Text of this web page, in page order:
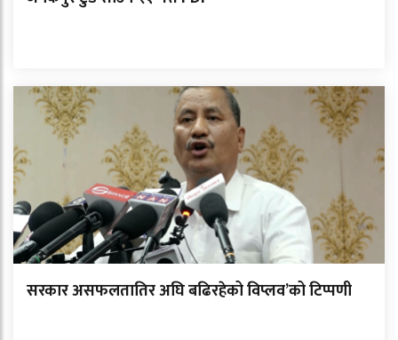
सरकार असफलतातिर अघि बढिरहेको विप्लव’को टिप्पणी